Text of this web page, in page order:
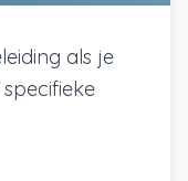
als je